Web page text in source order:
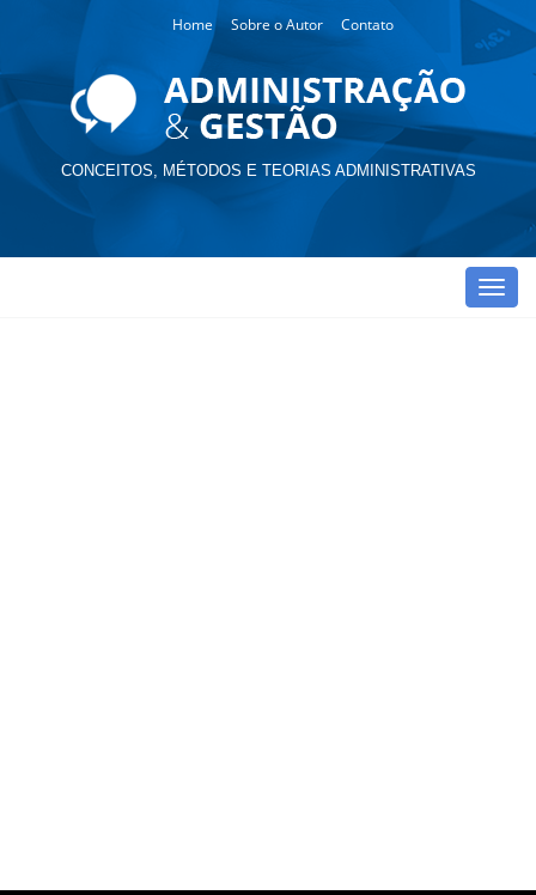
Home Sobre o Autor Contato
CONCEITOS, MÉTODOS E TEORIAS ADMINISTRATIVAS